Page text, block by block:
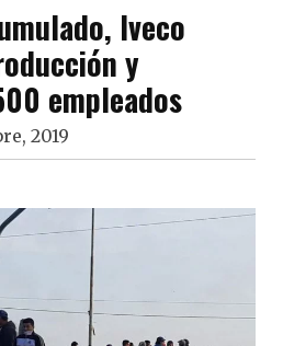
Iveco
y
empleados
2019